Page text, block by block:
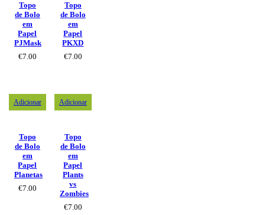
Topo
de Bolo
em
Papel
PJMask
€7.00
Topo
de Bolo
em
Papel
PKXD
€7.00
Adicionar
Topo
de Bolo
em
Papel
Planetas
€7.00
Adicionar
Topo
de Bolo
em
Papel
Plants
vs
Zombies
€7.00